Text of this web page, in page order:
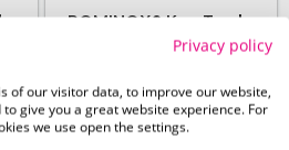
ROMINOX® Key Tool
// Guitar - 19
27. August
Privacy policy
of our visitor data, to improve our website,
give you a great website experience. For
we use open the settings.